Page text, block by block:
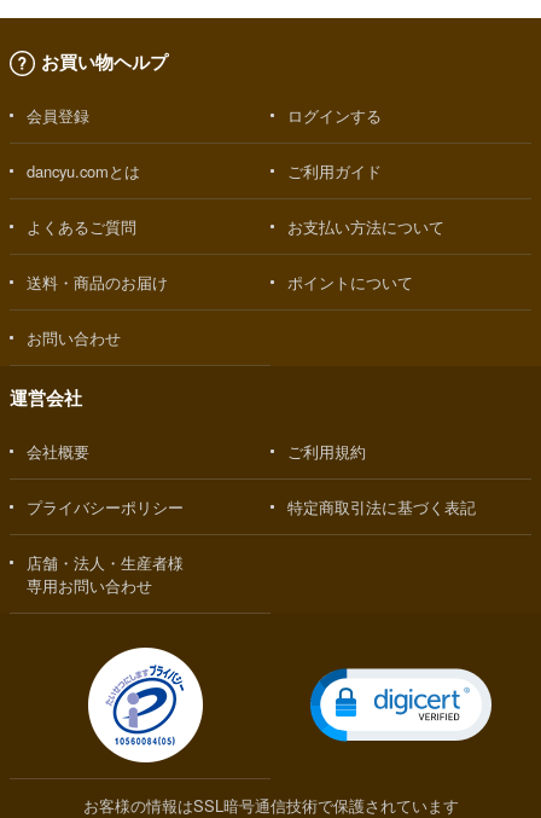
お買い物ヘルプ
会員登録 ログインする
dancyu.comとは ご利用ガイド
よくあるご質問 お支払い方法について
送料・商品のお届け ポイントについて
お問い合わせ
運営会社
会社概要 ご利用規約
プライバシーポリシー 特定商取引法に基づく表記
店舗・法人・生産者様
専用お問い合わせ
お客様の情報はSSL暗号通信技術で保護されています